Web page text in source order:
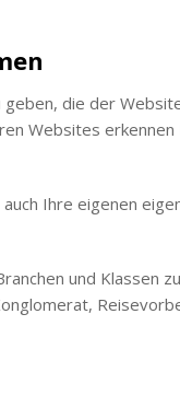
die der
Websites
Ihre eigenen
und Klassen